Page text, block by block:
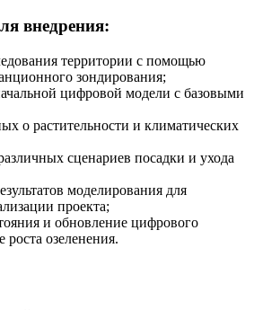
внедрения:
территории с помощью
зондирования;
цифровой модели с базовыми
о растительности и климатических
сценариев посадки и ухода
моделирования для
проекта;
и обновление цифрового
роста озеленения.